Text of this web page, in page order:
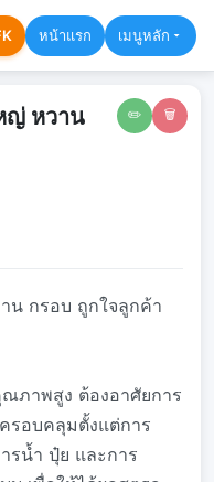
หน้าแรก เมนูหลัก
✏️ 🗑️
ญ่ หวาน
น กรอบ ถูกใจลูกค้า
ภาพสูง ต้องอาศัยการ
รอบคลุมตั้งแต่การ
รน้ำ ปุ๋ย และการ